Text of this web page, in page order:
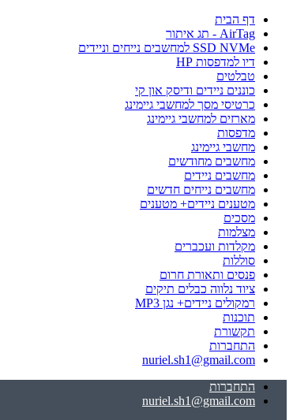
דף הבית
AirTag - תג איתור
SSD NVMe למחשבים נייחים וניידים
דיו למדפסות HP
טבלטים
כוננים ניידים ודיסק און קי
כרטיסי מסך למחשבי גיימינג
מארזים למחשבי גיימינג
מדפסות
מחשבי גיימינג
מחשבים מחודשים
מחשבים ניידים
מחשבים נייחים חדשים
מטענים ניידים+ מטענים
מסכים
מצלמות
מקלדות ועכברים
סוללות
פנסים ותאורת חרום
ציוד נלווה כבלים תיקים
רמקולים ניידים+ נגן MP3
תוכנות
תקשורת
התחברות
nuriel.sh1@gmail.com
התחברות
nuriel.sh1@gmail.com